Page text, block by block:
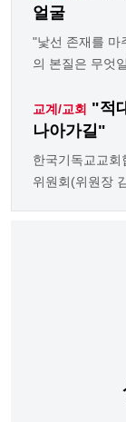
얼굴
"낯선 존재를 마
의 본질은 무엇
교계/교회 "적
나아가길"
한국기독교교회
위원회(위원장